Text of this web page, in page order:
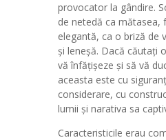
provocator la gândire.
de netedă ca mătasea,
elegantă, ca o briză de
și leneșă. Dacă căutați
vă înfățișeze și să vă
aceasta este cu
considerare, cu
lumii și narativa sa
Caracteristicile erau